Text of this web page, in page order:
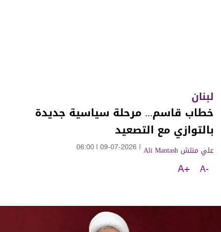
لبنان
خطاب قاسم... مرحلة سياسية جديدة
بالتوازي مع التصعيد
علي منتش Ali Mantash 09-07-2026
06:00
A-
A+